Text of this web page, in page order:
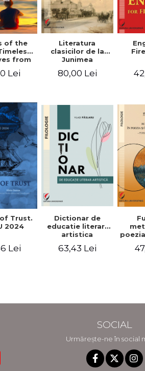
of the
from
Lei
Literatura
clasicilor de la
Junimea
80,00 Lei
Trust.
2024
Lei
Dictionar de
educatie literar-
artistica
63,43 Lei
SOCIAL
Urmărește-ne în social